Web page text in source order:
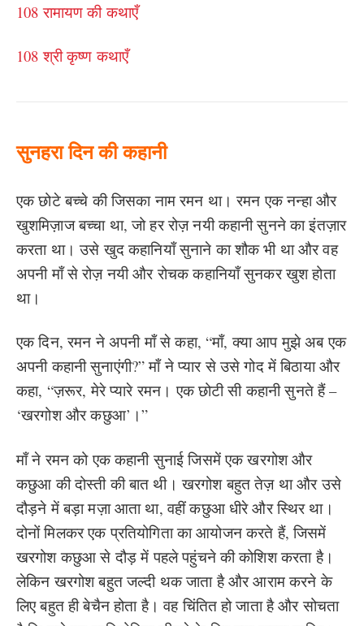
108 रामायण की कथाएँ
108 श्री कृष्ण कथाएँ
सुनहरा दिन की कहानी
एक छोटे बच्चे की जिसका नाम रमन था। रमन एक नन्हा और
खुशमिज़ाज बच्चा था, जो हर रोज़ नयी कहानी सुनने का इंतज़ार
करता था। उसे खुद कहानियाँ सुनाने का शौक भी था और वह
अपनी माँ से रोज़ नयी और रोचक कहानियाँ सुनकर खुश होता
था।
एक दिन, रमन ने अपनी माँ से कहा, “माँ, क्या आप मुझे अब एक
अपनी कहानी सुनाएंगी?” माँ ने प्यार से उसे गोद में बिठाया और
कहा, “ज़रूर, मेरे प्यारे रमन। एक छोटी सी कहानी सुनते हैं –
‘खरगोश और कछुआ’।”
माँ ने रमन को एक कहानी सुनाई जिसमें एक खरगोश और
कछुआ की दोस्ती की बात थी। खरगोश बहुत तेज़ था और उसे
दौड़ने में बड़ा मज़ा आता था, वहीं कछुआ धीरे और स्थिर था।
दोनों मिलकर एक प्रतियोगिता का आयोजन करते हैं, जिसमें
खरगोश कछुआ से दौड़ में पहले पहुंचने की कोशिश करता है।
लेकिन खरगोश बहुत जल्दी थक जाता है और आराम करने के
लिए बहुत ही बेचैन होता है। वह चिंतित हो जाता है और सोचता